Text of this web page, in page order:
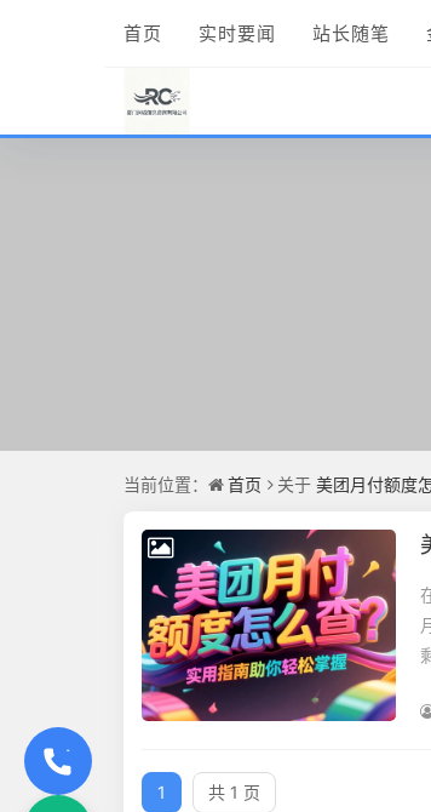
首页 实时要闻 站长随笔
当前位置： 首页 关于 美团月付额度
1 共 1 页